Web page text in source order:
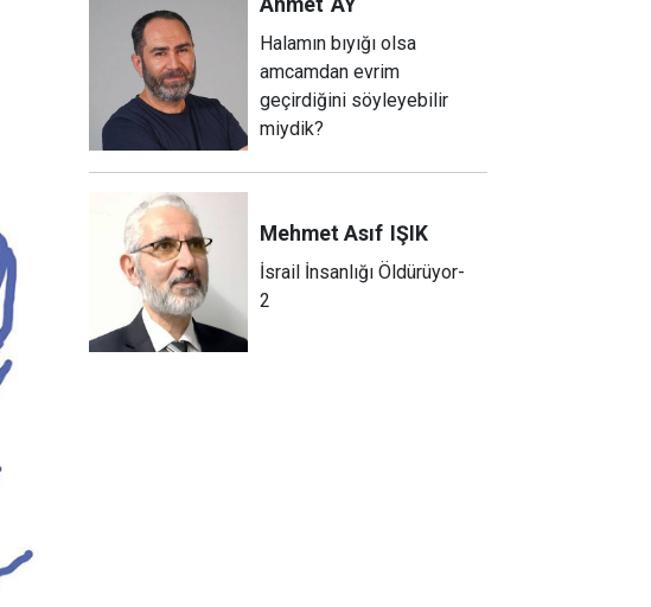
Ahmet AY
Halamın bıyığı olsa
amcamdan evrim
geçirdiğini söyleyebilir
miydik?
Mehmet Asıf IŞIK
İsrail İnsanlığı Öldürüyor-
2